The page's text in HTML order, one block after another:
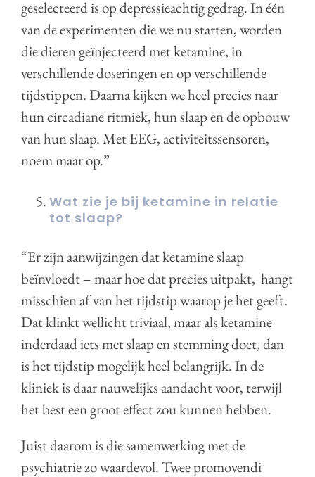
geselecteerd is op depressieachtig gedrag. In één
van de experimenten die we nu starten, worden
die dieren geïnjecteerd met ketamine, in
verschillende doseringen en op verschillende
tijdstippen. Daarna kijken we heel precies naar
hun circadiane ritmiek, hun slaap en de opbouw
van hun slaap. Met EEG, activiteitssensoren,
noem maar op.”
Wat zie je bij ketamine in relatie
tot slaap?
“Er zijn aanwijzingen dat ketamine slaap
beïnvloedt – maar hoe dat precies uitpakt, hangt
misschien af van het tijdstip waarop je het geeft.
Dat klinkt wellicht triviaal, maar als ketamine
inderdaad iets met slaap en stemming doet, dan
is het tijdstip mogelijk heel belangrijk. In de
kliniek is daar nauwelijks aandacht voor, terwijl
het best een groot effect zou kunnen hebben.
Juist daarom is die samenwerking met de
psychiatrie zo waardevol. Twee promovendi